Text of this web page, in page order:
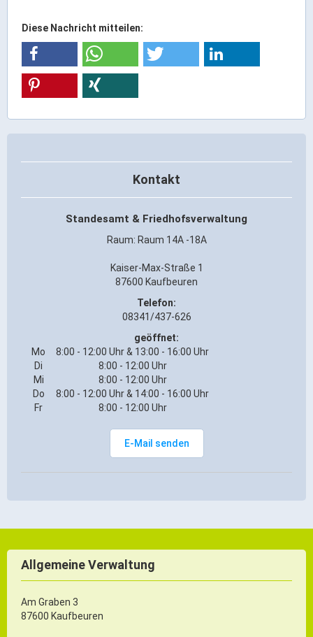
Wahlen
Stadt & Freizeit
Heiraten in Kaufbeuren
Stadtgeschichte & -teile
Freizeiteinrichtungen
Partnerstädte
Veranstaltungsräume
Willkommen in der Altstadt
ÖPNV
Gesundheit
Integration & Vielfalt
Kultur
Kulturgenießer
Wirtschaft & Handel
Wirtschaftsstandort
Diese Nachricht mitteilen:
Kontakt
Standesamt & Friedhofsverwaltung
Raum: Raum 14A -18A
Kaiser-Max-Straße 1
87600 Kaufbeuren
Telefon:
08341/437-626
geöffnet:
Mo
8:00 - 12:00 Uhr & 13:00 - 16:00 Uhr
Di
8:00 - 12:00 Uhr
Mi
8:00 - 12:00 Uhr
Do
8:00 - 12:00 Uhr & 14:00 - 16:00 Uhr
Fr
8:00 - 12:00 Uhr
E-Mail senden
Allgemeine Verwaltung
Am Graben 3
87600 Kaufbeuren